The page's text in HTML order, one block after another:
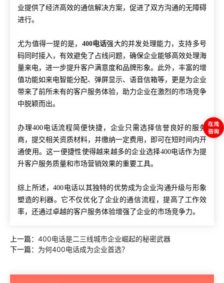
业提供了经济高效的通信解决方案，促进了双方沟通的无障碍
进行。
尤为值得一提的是， 400电话强大的并发处理能力，支持多号
码同时接入，有效避免了占线问题，确保企业能够高效处理海
量来电，进一步提升客户满意度和品牌形象。此外，丰富的增
值功能如来电智能分配、弹屏显示、语音信箱等，更是为企业
带来了前所未有的客户服务体验，助力企业在激烈的市场竞争
中脱颖而出。
办理400电话流程简便快捷，企业只需选择信誉良好的服务
商，提交相关资质材料，并缴纳一定费用，即可在短时间内开
通使用。这一便捷性使得越来越多的企业选择400电话作为提
升客户服务质量和市场营销效果的重要工具。
综上所述，400电话以其独特的优势成为企业沟通升级与形象
塑造的利器。它不仅优化了企业的通信流程，提高了工作效
率，还通过卓越的客户服务体验增强了企业的市场竞争力。
上一篇： 400电话是二三线城市企业崛起的秘密武器
下一篇： 为何400电话成为企业首选？